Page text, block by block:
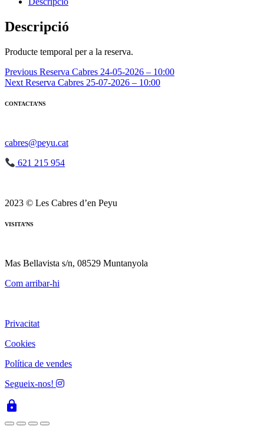
24-
05-
-
Descripció
Producte temporal per a la reserva.
Navegació
d'entrades
Previous Reserva Cabres 24-05-2026 – 10:00
Next Reserva Cabres 25-07-2026 – 10:00
CONTACTA’NS
cabres@peyu.cat
621 215 954
2023 © Les Cabres d’en Peyu
VISITA’NS
Mas Bellavista s/n, 08529 Muntanyola
Com arribar-hi
Privacitat
Cookies
Política de vendes
Segueix-nos!
lock